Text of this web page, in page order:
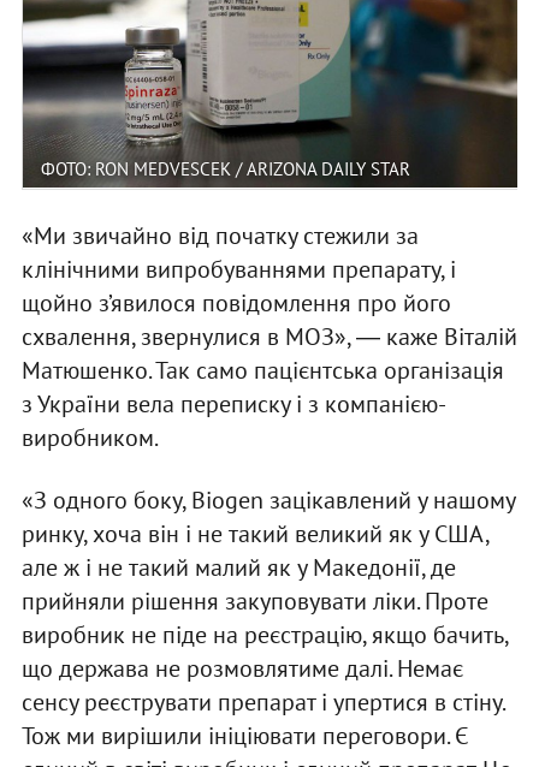
ФОТО: RON MEDVESCEK / ARIZONA DAILY STAR
«Ми звичайно від початку стежили за
клінічними випробуваннями препарату, і
щойно з’явилося повідомлення про його
схвалення, звернулися в МОЗ», ― каже Віталій
Матюшенко. Так само пацієнтська організація
з України вела переписку і з компанією-
виробником.
«З одного боку, Biogen зацікавлений у нашому
ринку, хоча він і не такий великий як у США,
але ж і не такий малий як у Македонії, де
прийняли рішення закуповувати ліки. Проте
виробник не піде на реєстрацію, якщо бачить,
що держава не розмовлятиме далі. Немає
сенсу реєструвати препарат і упертися в стіну.
Тож ми вирішили ініціювати переговори. Є